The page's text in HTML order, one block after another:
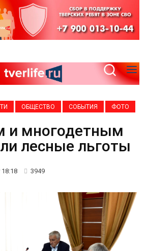
ОБЩЕСТВО СОБЫТИЯ ФОТО
и многодетным
лесные льготы
3949